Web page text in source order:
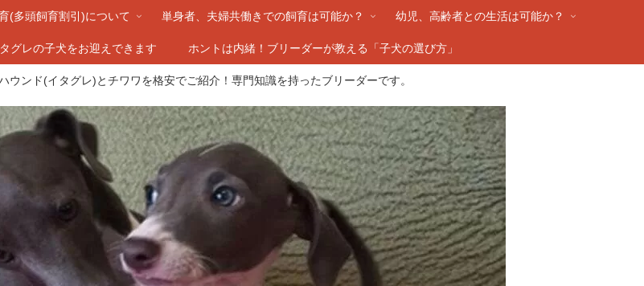
ウンド(イタグレ)とチワワを格安でご紹介！専門知識を持ったブリーダーです。
(多頭飼育割引)について 単身者、夫婦共働きでの飼育は可能か？ 幼児、高齢者との生活は可能か？
グレの子犬をお迎えできます ホントは内緒！ブリーダーが教える「子犬の選び方」